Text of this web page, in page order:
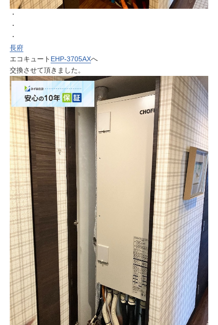
・
・
・
長府
エコキュート EHP-3705AXへ
交換させて頂きました。